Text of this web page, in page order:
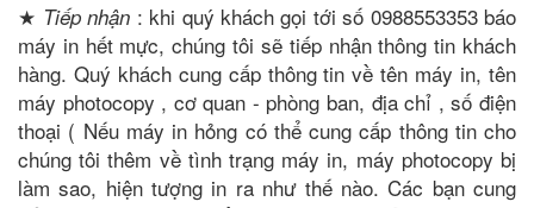
★ Tiếp nhận : khi quý khách gọi tới số 0988553353 báo
máy in hết mực, chúng tôi sẽ tiếp nhận thông tin khách
hàng. Quý khách cung cấp thông tin về tên máy in, tên
máy photocopy , cơ quan - phòng ban, địa chỉ , số điện
thoại ( Nếu máy in hỏng có thể cung cấp thông tin cho
chúng tôi thêm về tình trạng máy in, máy photocopy bị
làm sao, hiện tượng in ra như thế nào. Các bạn cung